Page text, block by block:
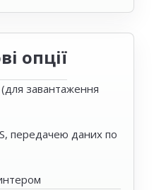
опції
завантаження
передачею даних по